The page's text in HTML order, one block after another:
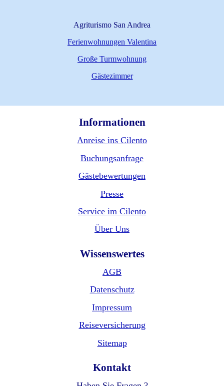
Agriturismo San Andrea
Ferienwohnungen Valentina
Große Turmwohnung
Gästezimmer
Informationen
Anreise ins Cilento
Buchungsanfrage
Gästebewertungen
Presse
Service im Cilento
Über Uns
Wissenswertes
AGB
Datenschutz
Impressum
Reiseversicherung
Sitemap
Kontakt